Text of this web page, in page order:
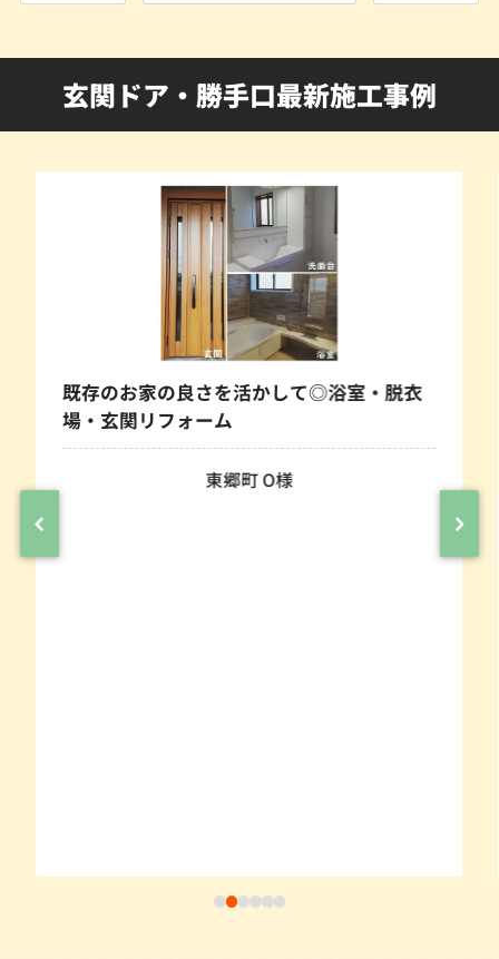
玄関ドア・勝手口最新施工事例
既存のお家の良さを活かして◎浴室・脱衣
場・玄関リフォーム
東郷町 O様